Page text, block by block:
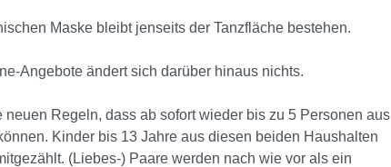
Maske bleibt jenseits der Tanzfläche bestehen.
Angebote ändert sich darüber hinaus nichts.
Regeln, dass ab sofort wieder bis zu 5 Personen aus
Kinder bis 13 Jahre aus diesen beiden Haushalten
(Liebes-) Paare werden nach wie vor als ein